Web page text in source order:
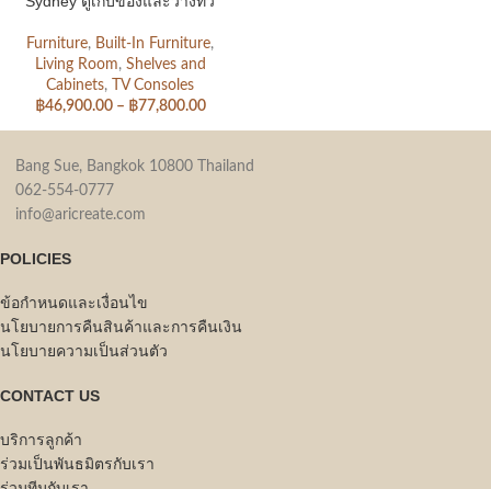
Furniture, Built-In Furniture,
Living Room, Shelves and
Cabinets,
TV Consoles
฿46,900.00 – ฿77,800.00
Bang Sue, Bangkok 10800 Thailand
062-554-0777
info@aricreate.com
POLICIES
ข้อกำหนดและเงื่อนไข
นโยบายการคืนสินค้าและการคืนเงิน
นโยบายความเป็นส่วนตัว
CONTACT US
บริการลูกค้า
ร่วมเป็นพันธมิตรกับเรา